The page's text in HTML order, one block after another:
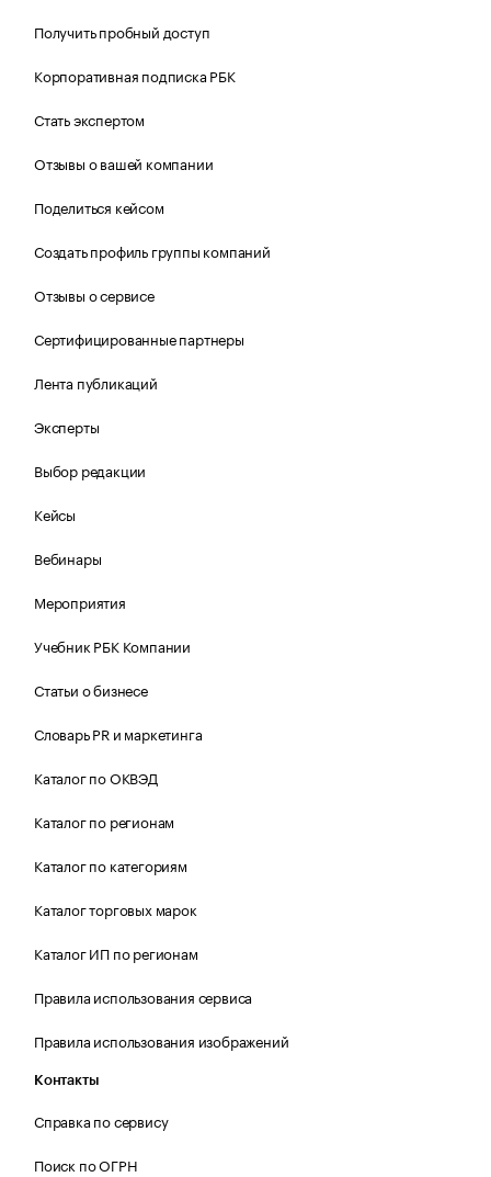
Получить пробный доступ
Корпоративная подписка РБК
Стать экспертом
Отзывы о вашей компании
Поделиться кейсом
Создать профиль группы компаний
Отзывы о сервисе
Сертифицированные партнеры
Лента публикаций
Эксперты
Выбор редакции
Кейсы
Вебинары
Мероприятия
Учебник РБК Компании
Статьи о бизнесе
Словарь PR и маркетинга
Каталог по ОКВЭД
Каталог по регионам
Каталог по категориям
Каталог торговых марок
Каталог ИП по регионам
Правила использования сервиса
Правила использования изображений
Контакты
Справка по сервису
Поиск по ОГРН